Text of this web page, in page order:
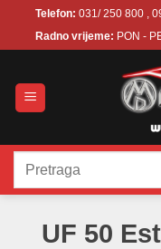
Telefon: 031/ 250 800 ,
Radno vrijeme: PON -
Pretraži:
UF 50